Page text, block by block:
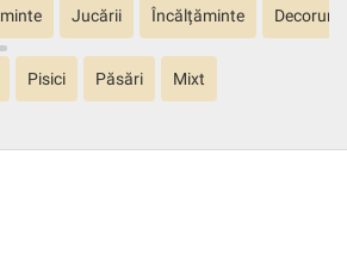
Jucării Încălțăminte Decoruri
Pisici Păsări Mixt